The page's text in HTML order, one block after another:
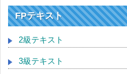
FPテキスト
2級テキスト
3級テキスト